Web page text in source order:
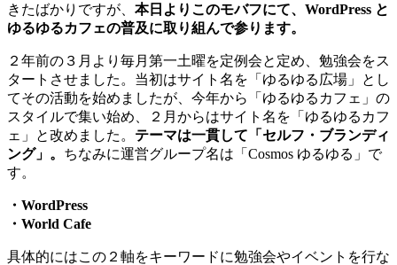
きたばかりですが、 本日よりこのモバフにて、WordPress と
ゆるゆるカフェの普及に取り組んで参ります。
２年前の３月より毎月第一土曜を定例会と定め、勉強会をス
タートさせました。当初はサイト名を「ゆるゆる広場」とし
てその活動を始めましたが、今年から「ゆるゆるカフェ」の
スタイルで集い始め、２月からはサイト名を「ゆるゆるカフ
ェ」と改めました。 テーマは一貫して「セルフ・ブランディ
ング」。 ちなみに運営グループ名は「Cosmos ゆるゆる」で
す。
・WordPress
・World Cafe
具体的にはこの２軸をキーワードに勉強会やイベントを行な